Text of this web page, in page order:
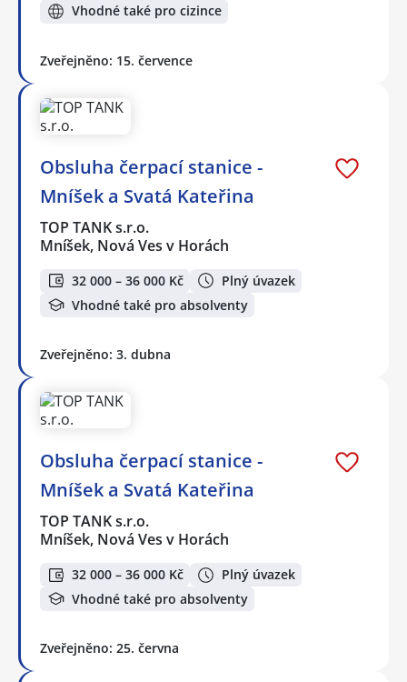
Vhodné také pro cizince
Zveřejněno: 15. července
Obsluha čerpací stanice -
Mníšek a Svatá Kateřina
TOP TANK s.r.o.
Mníšek, Nová Ves v Horách
32 000 – 36 000 Kč
Plný úvazek
Vhodné také pro absolventy
Zveřejněno: 3. dubna
Obsluha čerpací stanice -
Mníšek a Svatá Kateřina
TOP TANK s.r.o.
Mníšek, Nová Ves v Horách
32 000 – 36 000 Kč
Plný úvazek
Vhodné také pro absolventy
Zveřejněno: 25. června